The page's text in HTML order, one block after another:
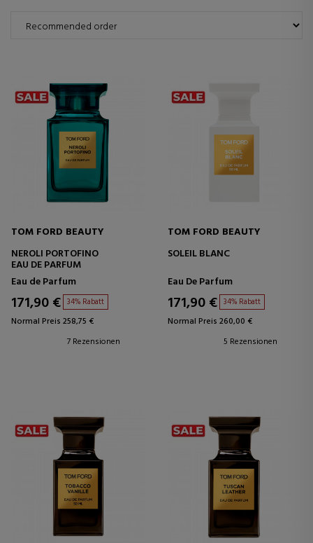
TOM FORD BEAUTY
NEROLI PORTOFINO
EAU DE PARFUM
Eau de Parfum
171,90 € 34% Rabatt
Normal Preis 258,75 €
7 Rezensionen
TOM FORD BEAUTY
SOLEIL BLANC
Eau De Parfum
171,90 € 34% Rabatt
Normal Preis 260,00 €
5 Rezensionen